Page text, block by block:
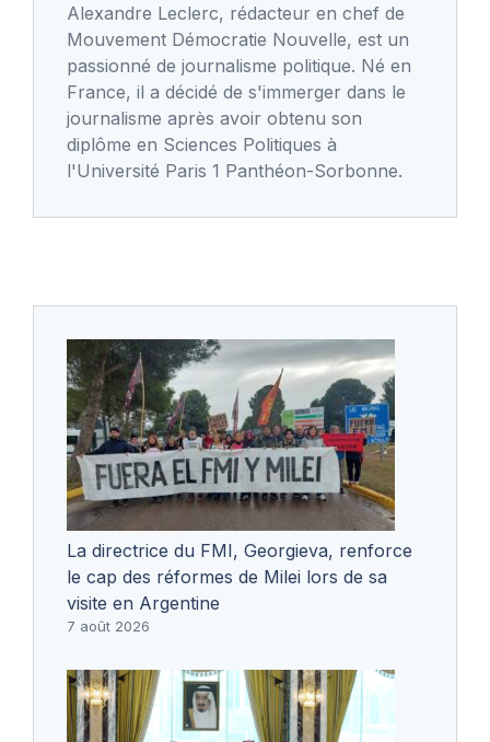
Alexandre Leclerc, rédacteur en chef de
Mouvement Démocratie Nouvelle, est un
passionné de journalisme politique. Né en
France, il a décidé de s'immerger dans le
journalisme après avoir obtenu son
diplôme en Sciences Politiques à
l'Université Paris 1 Panthéon-Sorbonne.
La directrice du FMI, Georgieva, renforce
le cap des réformes de Milei lors de sa
visite en Argentine
7 août 2026